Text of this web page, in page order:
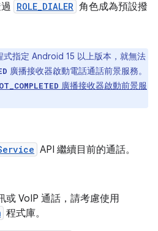
ROLE_DIALER 角色成為預設撥
式指定 Android 15 以上版本，就無法
廣播接收器啟動電話通話前景服務。
廣播接收器啟動前景服
API 繼續目前的通話。
或 VoIP 通話，請考慮使用
程式庫。